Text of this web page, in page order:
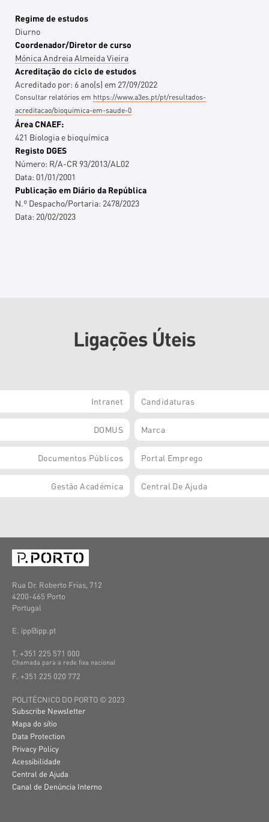
Regime de estudos
Diurno
Coordenador/Diretor de curso
Mónica Andreia Almeida Vieira
Acreditação do ciclo de estudos
Acreditado por: 6ano(s) em 27/09/2022
Consultar relatórios em https://www.a3es.pt/pt/resultados-
acreditacao/bioquimica-em-saude-0
Área CNAEF:
421 Biologia e bioquímica
Registo DGES
Número: R/A-CR 93/2013/AL02
Data: 01/01/2001
Publicação em Diário da República
N.º Despacho/Portaria: 2478/2023
Data: 20/02/2023
Ligações Úteis
Intranet Candidaturas
DOMUS Marca
Documentos Públicos Portal Emprego
Gestão Académica Central De Ajuda
Rua Dr. Roberto Frias, 712
4200-465 Porto
Portugal
E. ipp@ipp.pt
T. +351 225 571 000
Chamada para a rede fixa nacional
F. +351 225 020 772
POLITÉCNICO DO PORTO © 2023
Subscribe Newsletter
Mapa do sítio
Data Protection
Privacy Policy
Acessibilidade
Central de Ajuda
Canal de Denúncia Interno